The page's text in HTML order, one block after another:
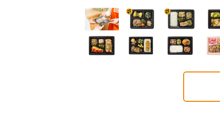
まごころ御膳
568円(1食分/税込)
まごころ小箱
496円(1食分/税込)